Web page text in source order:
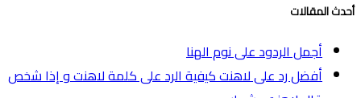
أحدث المقالات
أجمل الردود على نوم الهنا
أفضل رد على لاهنت كيفية الرد على كلمة لاهنت و إذا شخص